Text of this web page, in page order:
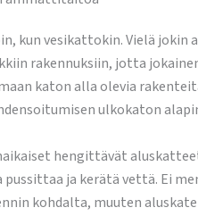
vesikattokin. Vielä
rakennuksiin, jotta
katon alla olevia
ulkokaton
hengittävät
ja kerätä vettä. Ei
kohdalta, muuten